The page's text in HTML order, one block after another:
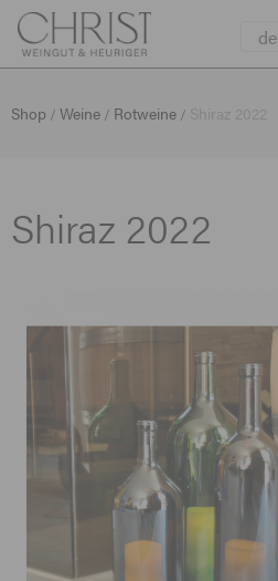
de
Shop / Weine / Rotweine / Shiraz 2022
Shiraz 2022